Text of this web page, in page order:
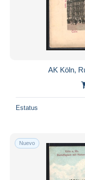
AK Köln,
Estatus
Nuevo